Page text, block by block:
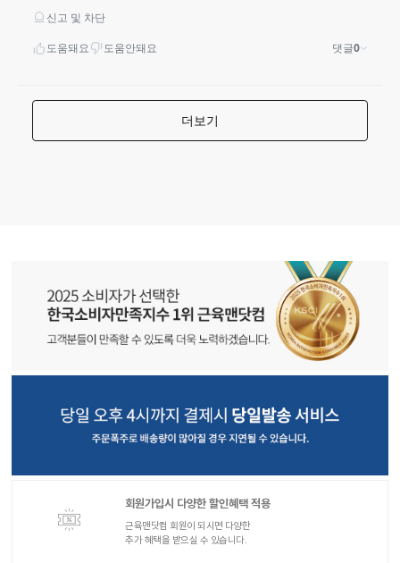
회원가입시 다양한 할인혜택 적용
근육맨닷컴 회원이 되시면 다양한
추가 혜택을 받으실 수 있습니다.